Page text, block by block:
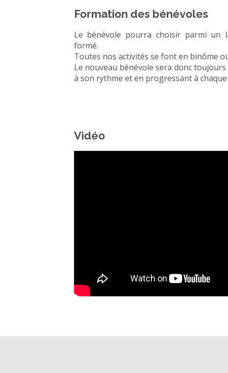
Formation des bénévoles
Le bénévole pourra choisir parmi un
formé.
Toutes nos activités se font en binôme
Le nouveau bénévole sera donc
à son rythme et en progressant à
Vidéo